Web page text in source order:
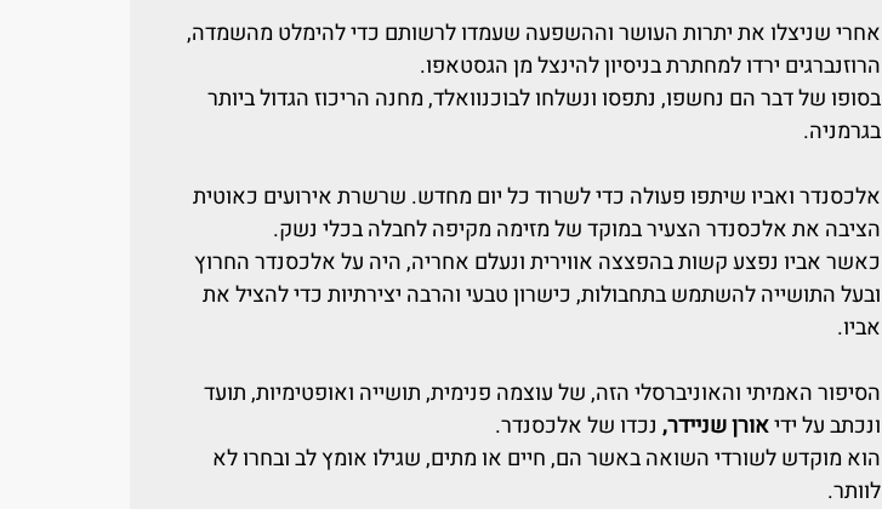
אחרי שניצלו את יתרות העושר וההשפעה שעמדו לרשותם כדי להימלט מהשמדה,
הרוזנברגים ירדו למחתרת בניסיון להינצל מן הגסטאפו.
בסופו של דבר הם נחשפו, נתפסו ונשלחו לבוכנוואלד, מחנה הריכוז הגדול ביותר
בגרמניה.
אלכסנדר ואביו שיתפו פעולה כדי לשרוד כל יום מחדש. שרשרת אירועים כאוטית
הציבה את אלכסנדר הצעיר במוקד של מזימה מקיפה לחבלה בכלי נשק.
כאשר אביו נפצע קשות בהפצצה אווירית ונעלם אחריה, היה על אלכסנדר החרוץ
ובעל התושייה להשתמש בתחבולות, כישרון טבעי והרבה יצירתיות כדי להציל את
אביו.
הסיפור האמיתי והאוניברסלי הזה, של עוצמה פנימית, תושייה ואופטימיות, תועד
ונכתב על ידיאורן שניידר,נכדו של אלכסנדר.
הוא מוקדש לשורדי השואה באשר הם, חיים או מתים, שגילו אומץ לב ובחרו לא
לוותר.